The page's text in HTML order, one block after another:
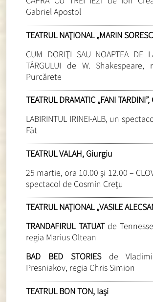
Gabriel Apostol
TEATRUL NAŢIONAL „MARIN
CUM DORIŢI SAU NOAPTEA DE
TÂRGULUI de W. Shakespeare,
Purcărete
TEATRUL DRAMATIC „FANI
LABIRINTUL IRINEI-ALB, un
Făt
TEATRUL VALAH, Giurgiu
25 martie, ora 10.00 şi 12.00 –
spectacol de Cosmin Creţu
TEATRUL NAŢIONAL „VASILE
TRANDAFIRUL TATUAT de
regia Marius Oltean
BAD BED STORIES de
Presniakov, regia Chris Simion
TEATRUL BON TON, Iaşi